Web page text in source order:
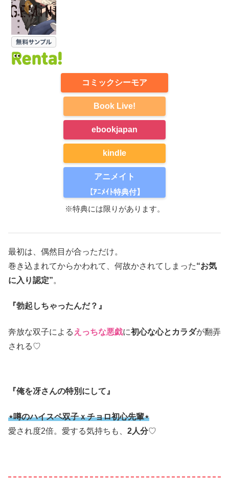
コミックシーモア
Book Live!
ebookjapan
kindle
アニメイト
【ｱﾆﾒｲﾄ特典付】
※特典には限りがあります。
最初は、偶然目が合っただけ。
巻き込まれてからかわれて、何故かされてしまった“お気
に入り認定”。
『勃起しちゃったんだ？』
奔放な双子による えっちな悪戯に初心な心とカラダが翻弄
される♡
『俺を冴さんの特別にして』
⋆噂のハイスペ双子ｘチョロ初心先輩⋆
愛され度2倍。愛する気持ちも、 2人分♡